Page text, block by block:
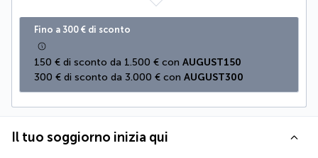
Fino a 300 € di sconto
150 € di sconto da 1.500 € con AUGUST150
300 € di sconto da 3.000 € con AUGUST300
Il tuo soggiorno inizia qui